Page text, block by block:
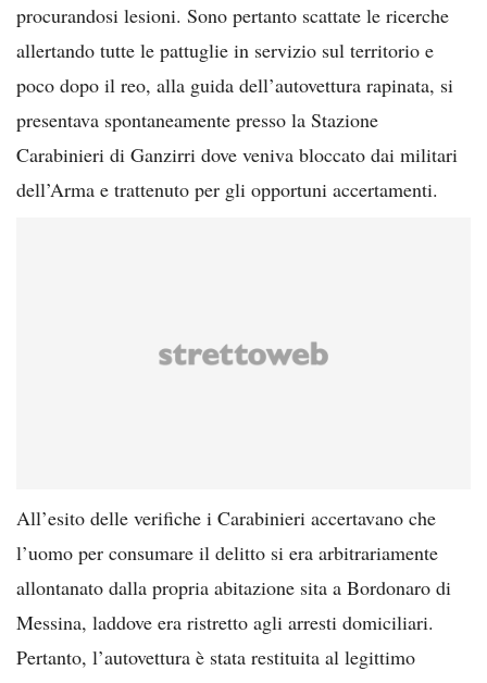
procurandosi lesioni. Sono pertanto scattate le ricerche
allertando tutte le pattuglie in servizio sul territorio e
poco dopo il reo, alla guida dell’autovettura rapinata, si
presentava spontaneamente presso la Stazione
Carabinieri di Ganzirri dove veniva bloccato dai militari
dell’Arma e trattenuto per gli opportuni accertamenti.
All’esito delle verifiche i Carabinieri accertavano che
l’uomo per consumare il delitto si era arbitrariamente
allontanato dalla propria abitazione sita a Bordonaro di
Messina, laddove era ristretto agli arresti domiciliari.
Pertanto, l’autovettura è stata restituita al legittimo